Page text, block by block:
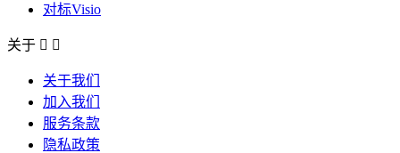
对标Visio
关于  
关于我们
加入我们
服务条款
隐私政策